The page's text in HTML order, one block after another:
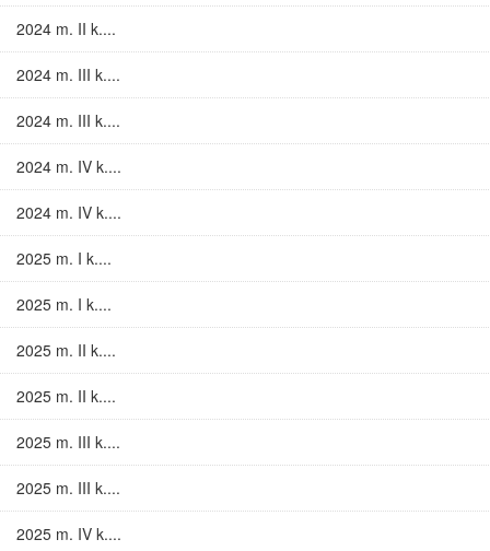
2024 m. II k....
2024 m. III k....
2024 m. III k....
2024 m. IV k....
2024 m. IV k....
2025 m. I k....
2025 m. I k....
2025 m. II k....
2025 m. II k....
2025 m. III k....
2025 m. III k....
2025 m. IV k....